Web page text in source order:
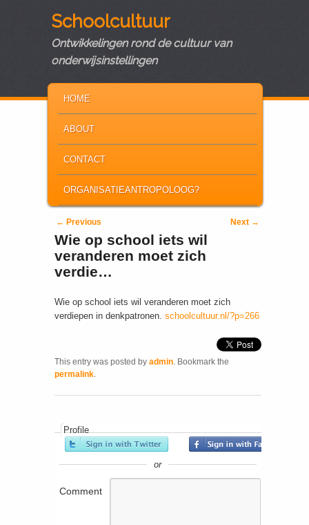
Schoolcultuur
Ontwikkelingen rond de cultuur van
onderwijsinstellingen
SKIP TO PRIMARY CONTENT
SKIP TO SECONDARY CONTENT
HOME
ABOUT
CONTACT
ORGANISATIEANTROPOLOOG?
Post navigation
← Previous Next →
Wie op school iets wil
veranderen moet zich
verdie…
Wie op school iets wil veranderen moet zich
verdiepen in denkpatronen. schoolcultuur.nl/?p=266
This entry was posted by admin. Bookmark the
permalink.
Profile
or
Comment